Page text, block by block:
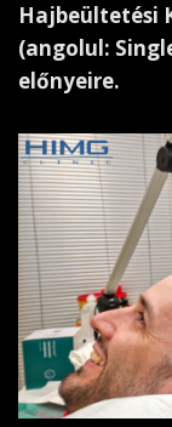
Hajbeültetési
(angolul:
előnyeire.